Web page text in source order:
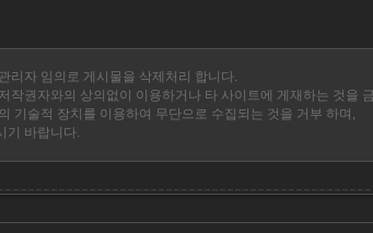
리자 임의로 게시물을 삭제처리 합니다.
작권자와의 상의없이 이용하거나 타 사이트에 게재하는 것을
기술적 장치를 이용하여 무단으로 수집되는 것을 거부 하며,
기 바랍니다.